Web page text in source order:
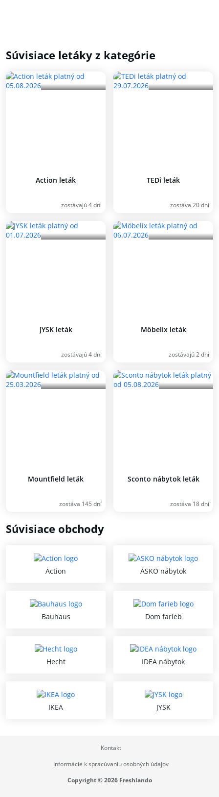
Súvisiace letáky z kategórie
Action leták
zostávajú 4 dni
TEDi leták
zostáva 20 dní
JYSK leták
zostávajú 4 dni
Möbelix leták
zostávajú 2 dni
Mountfield leták
zostáva 145 dní
Sconto nábytok leták
zostáva 18 dní
Súvisiace obchody
Action ASKO nábytok
Bauhaus Dom farieb
Hecht IDEA nábytok
IKEA JYSK
Kontakt
Informácie k spracúvaniu osobných údajov
Copyright © 2026 Freshlando